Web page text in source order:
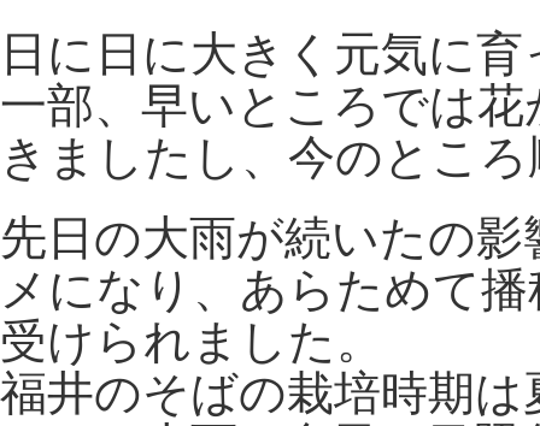
日に日に大きく元気に
一部、早いところでは
きましたし、今のとこ
先日の大雨が続いたの
メになり、あらためて
受けられました。
福井のそばの栽培時期